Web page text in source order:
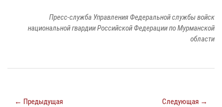
Пресс-служба Управления Федеральной службы войск
национальной гвардии Российской Федерации по Мурманской
области
← Предыдущая Следующая →